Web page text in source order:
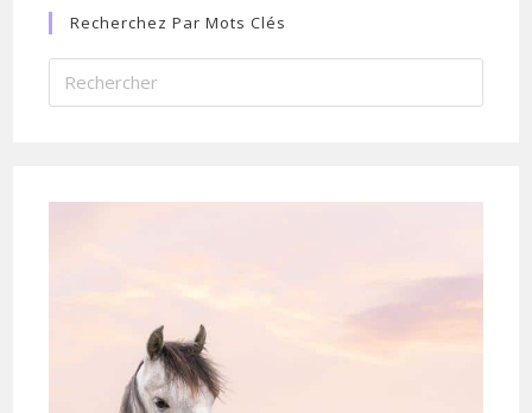
Recherchez Par Mots Clés